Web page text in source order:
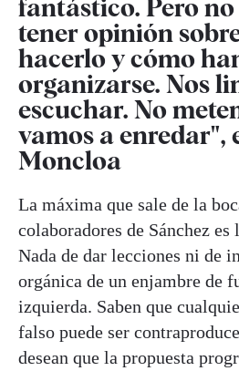
fantástico. Pero
tener opinión
hacerlo y cómo
organizarse. Nos
escuchar. No
vamos a enredar",
Moncloa
La máxima que sale de la
colaboradores de Sánchez
Nada de dar lecciones ni de
orgánica de un enjambre de
izquierda. Saben que
falso puede ser
desean que la propuesta